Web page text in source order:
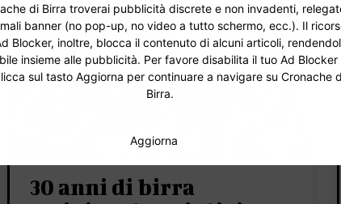
30 anni di birra
di Birra troverai pubblicità discrete e non invadenti,
banner (no pop-up, no video a tutto schermo, ecc.). Il
Blocker, inoltre, blocca il contenuto di alcuni articoli,
insieme alle pubblicità. Per favore disabilita il tuo Ad Blocker
sul tasto Aggiorna per continuare a navigare su Cronache
Birra.
Aggiorna